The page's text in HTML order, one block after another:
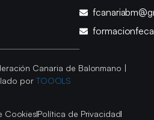
Canaria de Balonmano |
por TOOOLS
CookiesPolítica de Privacidad